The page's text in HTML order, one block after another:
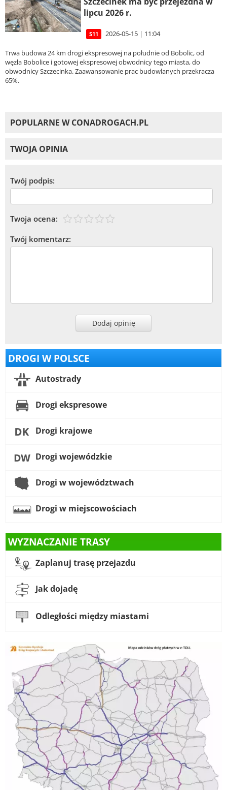
lipcu 2026 r.
S11 2026-05-15 | 11:04
Trwa budowa 24 km drogi ekspresowej na południe od Bobolic, od
węzła Bobolice i gotowej ekspresowej obwodnicy tego miasta, do
obwodnicy Szczecinka. Zaawansowanie prac budowlanych przekracza
65%.
POPULARNE W CONADROGACH.PL
TWOJA OPINIA
Twój podpis:
Twoja ocena:
Twój komentarz:
Dodaj opinię
DROGI W POLSCE
Autostrady
Drogi ekspresowe
Drogi krajowe
Drogi wojewódzkie
Drogi w województwach
Drogi w miejscowościach
WYZNACZANIE TRASY
Zaplanuj trasę przejazdu
Jak dojadę
Odległości między miastami